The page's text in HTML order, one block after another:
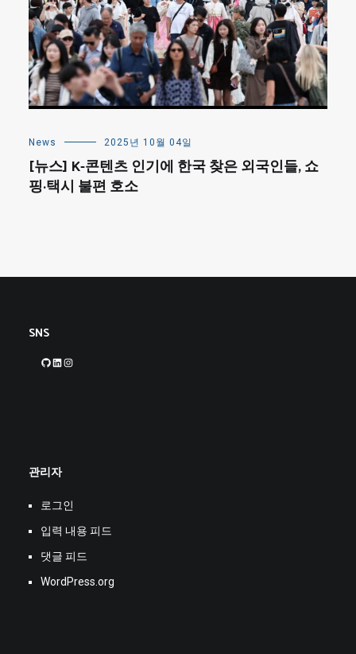
News 2025년 10월 04일
[뉴스] K-콘텐츠 인기에 한국 찾은 외국인들, 쇼
핑·택시 불편 호소
SNS
GitHubLinkedIn
관리자
로그인
입력 내용 피드
댓글 피드
WordPress.org